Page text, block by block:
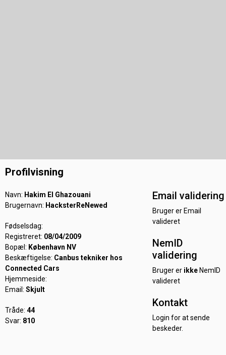
Profilvisning
Navn: Hakim El Ghazouani
Brugernavn: HacksterReNewed
Fødselsdag:
Registreret: 08/04/2009
Bopæl: København NV
Beskæftigelse: Canbus tekniker hos
Connected Cars
Hjemmeside:
Email: Skjult
Tråde: 44
Svar: 810
Email validering
Bruger er Email
valideret
NemID
validering
Bruger er ikkeNemID
valideret
Kontakt
Login for at sende
beskeder.